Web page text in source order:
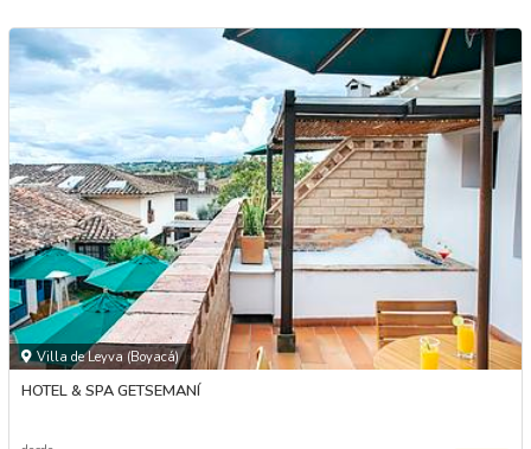
Villa de Leyva (Boyacá)
HOTEL & SPA GETSEMANÍ